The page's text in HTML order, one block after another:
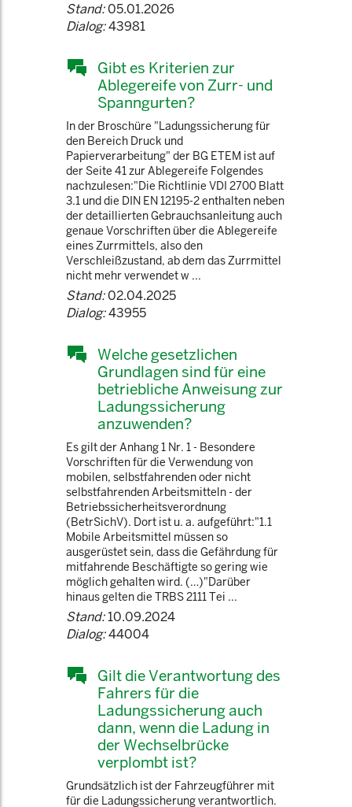
Stand:05.01.2026
Dialog:43981
Gibt es Kriterien zur
Ablegereife von Zurr- und
Spanngurten?
In der Broschüre "Ladungssicherung für
den Bereich Druck und
Papierverarbeitung" der BG ETEM ist auf
der Seite 41 zur Ablegereife Folgendes
nachzulesen:"Die Richtlinie VDI 2700 Blatt
3.1 und die DIN EN 12195-2 enthalten neben
der detaillierten Gebrauchsanleitung auch
genaue Vorschriften über die Ablegereife
eines Zurrmittels, also den
Verschleißzustand, ab dem das Zurrmittel
nicht mehr verwendet w ...
Stand:02.04.2025
Dialog:43955
Welche gesetzlichen
Grundlagen sind für eine
betriebliche Anweisung zur
Ladungssicherung
anzuwenden?
Es gilt der Anhang 1 Nr. 1 - Besondere
Vorschriften für die Verwendung von
mobilen, selbstfahrenden oder nicht
selbstfahrenden Arbeitsmitteln - der
Betriebssicherheitsverordnung
(BetrSichV). Dort ist u. a. aufgeführt:"1.1
Mobile Arbeitsmittel müssen so
ausgerüstet sein, dass die Gefährdung für
mitfahrende Beschäftigte so gering wie
möglich gehalten wird. (…)"Darüber
hinaus gelten die TRBS 2111 Tei ...
Stand:10.09.2024
Dialog:44004
Gilt die Verantwortung des
Fahrers für die
Ladungssicherung auch
dann, wenn die Ladung in
der Wechselbrücke
verplombt ist?
Grundsätzlich ist der Fahrzeugführer mit
für die Ladungssicherung verantwortlich.